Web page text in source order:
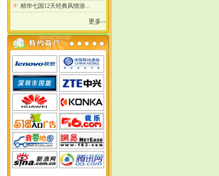
更多>>